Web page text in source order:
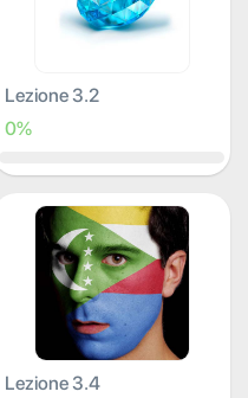
Lezione 3.2
0%
Lezione 3.4